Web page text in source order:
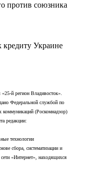
против союзника
кредиту Украине
«25-й регион Владивосток».
Федеральной службой по
коммуникаций (Роскомнадзор)
редакции:
технологии
сбора, систематизации и
«Интернет», находящихся